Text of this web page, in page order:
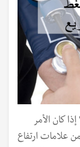
كان الأمر
علامات ارتفاع